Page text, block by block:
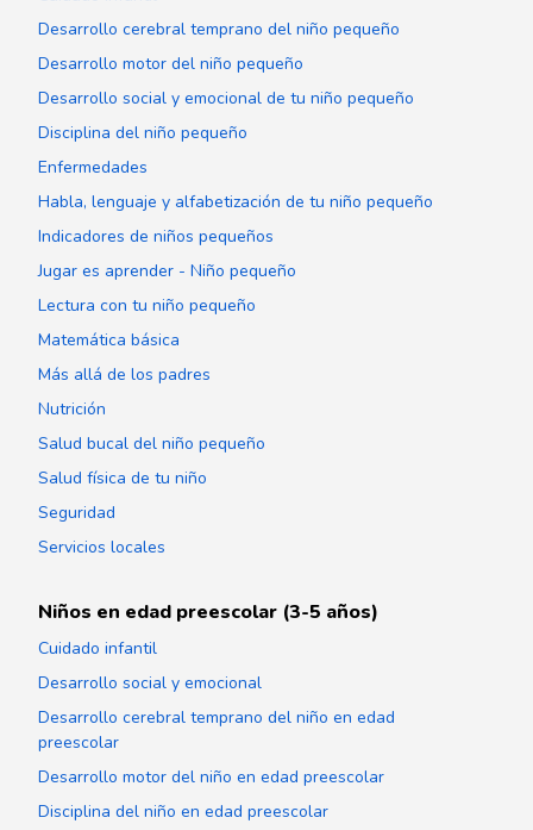
Desarrollo cerebral temprano del niño pequeño
Desarrollo motor del niño pequeño
Desarrollo social y emocional de tu niño pequeño
Disciplina del niño pequeño
Enfermedades
Habla, lenguaje y alfabetización de tu niño pequeño
Indicadores de niños pequeños
Jugar es aprender - Niño pequeño
Lectura con tu niño pequeño
Matemática básica
Más allá de los padres
Nutrición
Salud bucal del niño pequeño
Salud física de tu niño
Seguridad
Servicios locales
Niños en edad preescolar (3-5 años)
Cuidado infantil
Desarrollo social y emocional
Desarrollo cerebral temprano del niño en edad
preescolar
Desarrollo motor del niño en edad preescolar
Disciplina del niño en edad preescolar